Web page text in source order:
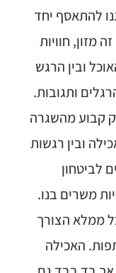
להתאסף יחד
מזון, חוויות
ובין הרגש
ותגובות.
קבוע מהשגרה
ובין רגשות
לביטחון
משרים בנו.
ממלא הצורך
האכילה